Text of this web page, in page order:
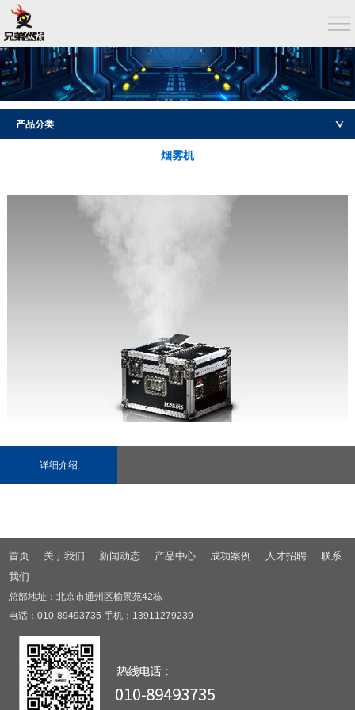
产品分类
烟雾机
详细介绍
首页 关于我们 新闻动态 产品中心 成功案例 人才招聘
联系
我们
总部地址：北京市通州区榆景苑42栋
电话：010-89493735 手机：13911279239